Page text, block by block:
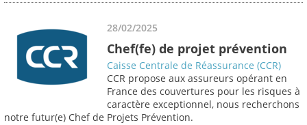
28/02/2025
Chef(fe) de projet prévention
Caisse Centrale de Réassurance (CCR)
CCR propose aux assureurs opérant en
France des couvertures pour les risques à
caractère exceptionnel, nous recherchons
notre futur(e) Chef de Projets Prévention.